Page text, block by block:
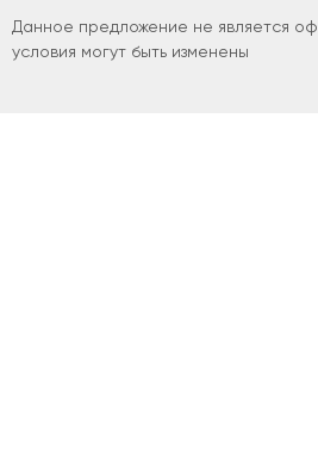
Данное предложение не является
условия могут быть изменены